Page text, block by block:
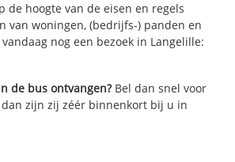
de hoogte van de eisen en regels
van woningen, (bedrijfs-) panden en
nog een bezoek in Langelille:
de bus ontvangen?Bel dan snel voor
zijn zij zéér binnenkort bij u in